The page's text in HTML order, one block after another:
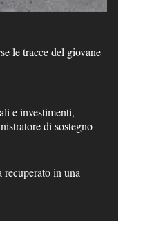
le tracce del giovane
e investimenti,
di sostegno
in una